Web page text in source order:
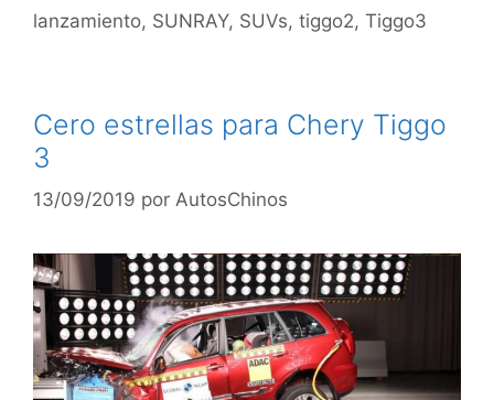
lanzamiento, SUNRAY, SUVs, tiggo2, Tiggo3
Cero estrellas para Chery Tiggo
3
13/09/2019 por AutosChinos